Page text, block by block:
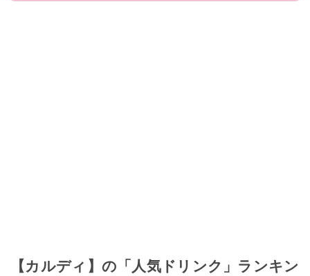
【カルディ】の「人気ドリンク」ランキン